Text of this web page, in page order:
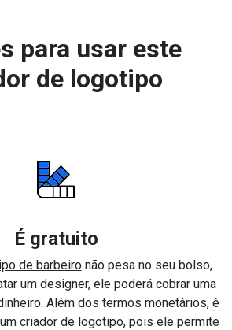
para usar este
de logotipo
É gratuito
de barbeironão pesa no seu bolso,
um designer, ele poderá cobrar uma
Além dos termos monetários, é
criador de logotipo, pois ele permite